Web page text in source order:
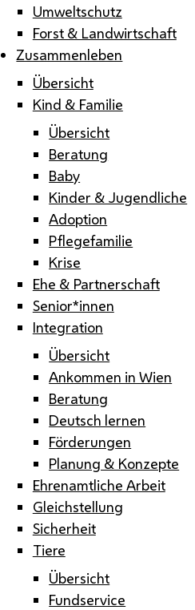
Umweltschutz
Forst & Landwirtschaft
Zusammenleben
Übersicht
Kind & Familie
Übersicht
Beratung
Baby
Kinder & Jugendliche
Adoption
Pflegefamilie
Krise
Ehe & Partnerschaft
Senior*innen
Integration
Übersicht
Ankommen in Wien
Beratung
Deutsch lernen
Förderungen
Planung & Konzepte
Ehrenamtliche Arbeit
Gleichstellung
Sicherheit
Tiere
Übersicht
Fundservice